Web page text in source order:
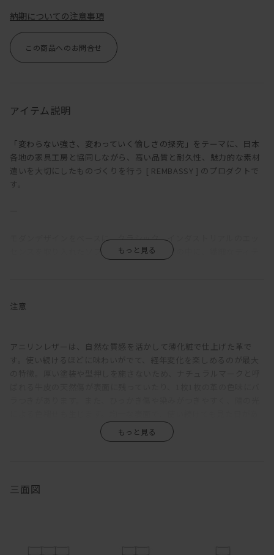
納期についての注意事項
この商品へのお問合せ
アイテム説明
「変わらない強さ、変わっていく愉しさの探究」をテーマに、日本
各地の家具工房と協同しながら、高い品質と耐久性、魅力的な素材
遣いを大切にしたものづくりを行う [ REMBASSY ] のプロダクトで
す。
モダンデザインをベースに、クラシック、インダストリアルのエッ
センスを取り入れたソファ。シンプルな造形の中に、繊細なディテ
計。各部にシャープさをもたせることで、ほどよく上品な佇まいを
力ある座り心地に。背クッションは、たっぷりのフェザーでウレタ
め座面幅が広く、3Pなら男性でもねころがることが可能。その時
は、背クッションを枕代わりにするといい。また、搬入を考慮して
ている。これによりソファにかかる負荷が分散でき、薄い座フレー
を。脚部に高さがあるので座面下はゆったり広く、掃除がしやすい
注意
アニリンレザーは、自然な質感を活かして薄化粧で仕上げた革で
まり変わらず、汚れもつきにくい、というような一般的な革とは全
く違うため、革の素朴な風合い、深みあるエイジングを求める方に
三面図